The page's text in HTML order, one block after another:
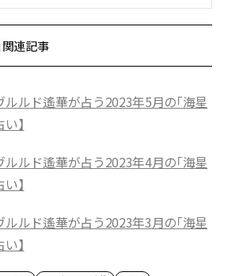
関連記事
ルルド遙華が占う2023年5月の「海星
】
ルルド遙華が占う2023年4月の「海星
】
ルルド遙華が占う2023年3月の「海星
】